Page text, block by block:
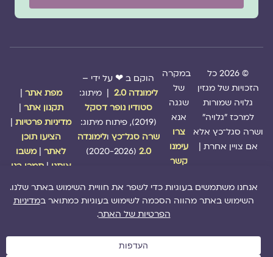
© 2026 כל
הזכויות של מגזין
גלויה שמורות
למרכז "גלויה"
ושרה סגל־כץ אלא
אם צויין אחרת |
במקרה
של
שגגה
אנא
צרו
עימנו
קשר
הוקם ב ❤ על ידי –
לימונדה 2.0
| מיתוג:
סטודיו נופר דסקל
שרה סגל־כץולימונדה
2.0
(2020-2026)
מפת אתר|
תקנון אתר|
מדיניות פרטיות|
הציעו תוכן
לאתר| משבו
אותנו| תמכו בנו